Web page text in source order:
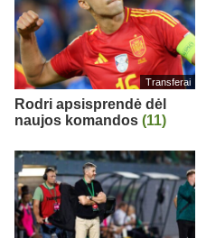
Transferai
Rodri apsisprendė dėl
naujos komandos (11)